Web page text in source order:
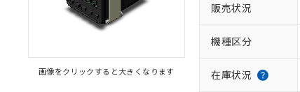
画像をクリックすると大きくなります
販売状況
機種区分
在庫状況